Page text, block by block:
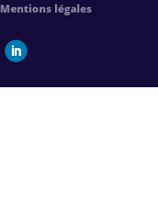
Mentions légales